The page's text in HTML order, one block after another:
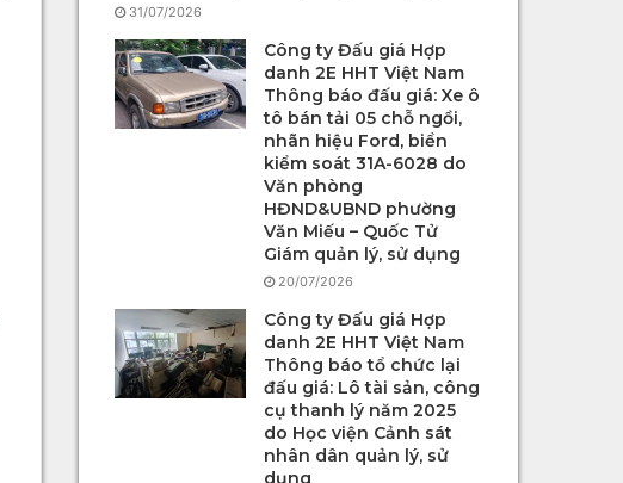
31/07/2026
Công ty Đấu giá Hợp
danh 2E HHT Việt Nam
Thông báo đấu giá: Xe ô
tô bán tải 05 chỗ ngồi,
nhãn hiệu Ford, biển
kiểm soát 31A-6028 do
Văn phòng
HĐND&UBND phường
Văn Miếu – Quốc Tử
Giám quản lý, sử dụng
20/07/2026
Công ty Đấu giá Hợp
danh 2E HHT Việt Nam
Thông báo tổ chức lại
đấu giá: Lô tài sản, công
cụ thanh lý năm 2025
do Học viện Cảnh sát
nhân dân quản lý, sử
dụng